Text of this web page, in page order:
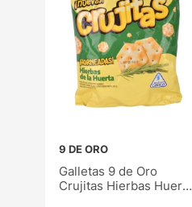
9 DE ORO
Galletas 9 de Oro
Crujitas Hierbas Huerta